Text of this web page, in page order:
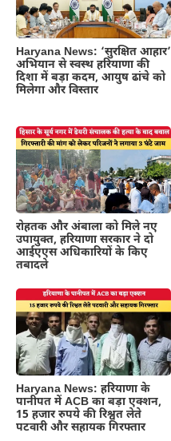
Haryana News: ‘सुरक्षित आहार’
अभियान से स्वस्थ हरियाणा की
दिशा में बड़ा कदम, आयुष ढांचे को
मिलेगा और विस्तार
रोहतक और अंबाला को मिले नए
उपायुक्त, हरियाणा सरकार ने दो
आईएएस अधिकारियों के किए
तबादले
Haryana News: हरियाणा के
पानीपत में ACB का बड़ा एक्शन,
15 हजार रुपये की रिश्वत लेते
पटवारी और सहायक गिरफ्तार